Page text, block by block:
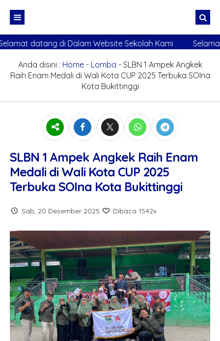
Beranda
Profil
Sambutan Kepala Sekolah
Identitas Sekolah
Struktur Organisasi
Bidang Kurikulum
Bidang Kesiswaan
Vokasional
Prestasi
Bidang Humas
Bidang Sarpras
Publikasi
Video
Prestasi
PPDB Online
Login
Akun Saya
Pojok Agama
Al-Qur’an Digital
Perpustakaan Islam Digital
Artikel
Kalkulator Zakat
Ilmu Bermanfaat
Do’a Harian
Pojok Digital
Kamus Braille Digital
Perpus Diksus
Privacy Policy
Login Akun
di Dalam Website Sekolah Kami Selamat datang di
Anda disini : Home- Lomba - SLBN 1 Ampek Angkek
Raih Enam Medali di Wali Kota CUP 2025 Terbuka SOIna
Kota Bukittinggi
SLBN 1 Ampek Angkek Raih Enam
Medali di Wali Kota CUP 2025
Terbuka SOIna Kota Bukittinggi
Sab, 20 Desember 2025 Dibaca 1542x